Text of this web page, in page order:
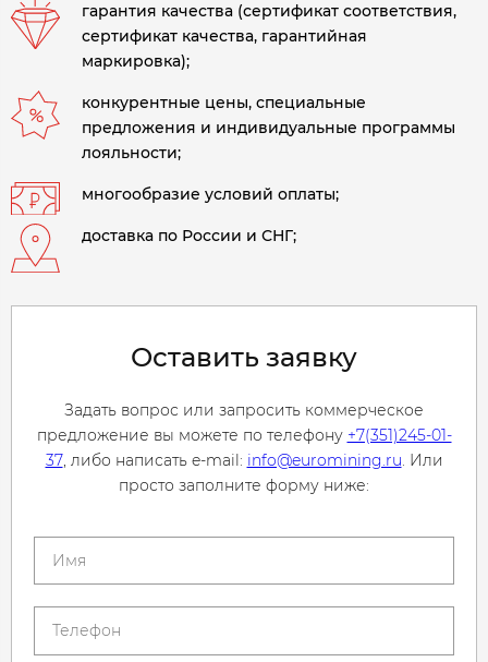
гарантия качества (сертификат соответствия,
сертификат качества, гарантийная
маркировка);
конкурентные цены, специальные
предложения и индивидуальные программы
лояльности;
многообразие условий оплаты;
доставка по России и СНГ;
Оставить заявку
Задать вопрос или запросить коммерческое
предложение вы можете по телефону +7(351)245-01-
37, либо написать e-mail: info@euromining.ru. Или
просто заполните форму ниже: